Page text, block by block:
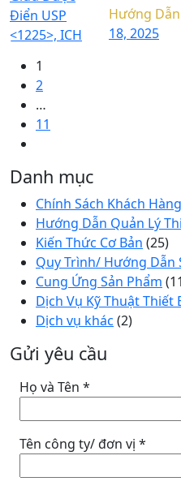
Hướng
18, 2025
1
2
…
11
Danh mục
Chính Sách Khách Hàng
Hướng Dẫn Quản Lý
Kiến Thức Cơ Bản (25)
Quy Trình/ Hướng Dẫn
Cung Ứng Sản Phẩm
Dịch Vụ Kỹ Thuật Thiết
Dịch vụ khác (2)
Gửi yêu cầu
Họ và Tên *
Tên công ty/ đơn vị *